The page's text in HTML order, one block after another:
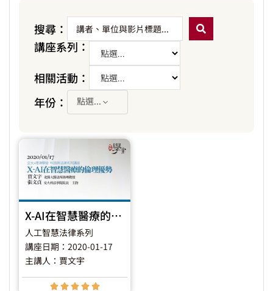
搜尋：
講座系列：
相關活動：
年份：
點選...
X-AI在智慧醫療的倫理優勢
人工智慧法律系列
講座日期：2020-01-17
主講人：賈文宇
    